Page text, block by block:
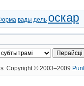
вады дель оскар
. Copyright © 2003–2009